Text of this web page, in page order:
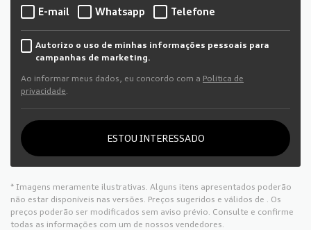
E-mail
Whatsapp Telefone
Autorizo o uso de minhas informações pessoais para
campanhas de marketing.
Ao informar meus dados, eu concordo com a Política de
privacidade.
ESTOU INTERESSADO
* Imagens meramente ilustrativas. Alguns itens apresentados poderão
não estar disponíveis nas versões. Preços sugeridos e válidos de . Os
preços poderão ser modificados sem aviso prévio. Consulte e confirme
todas as informações com um de nossos vendedores.